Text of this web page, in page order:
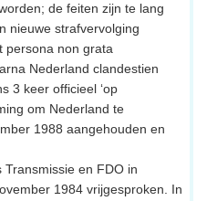
de feiten zijn te lang
nieuwe strafvervolging
persona non grata
Nederland clandestien
3 keer officieel ‘op
om Nederland te
1988 aangehouden en
Transmissie en FDO in
1984 vrijgesproken. In